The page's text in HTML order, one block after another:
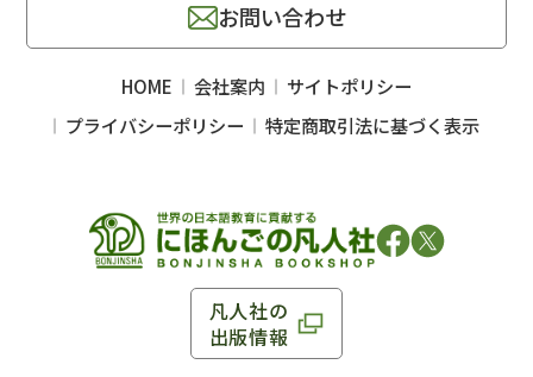
凡人社の
出版情報
お問い合わせ
HOME 会社案内
サイトポリシー
プライバシーポリシー
特定商取引法に基づく表示